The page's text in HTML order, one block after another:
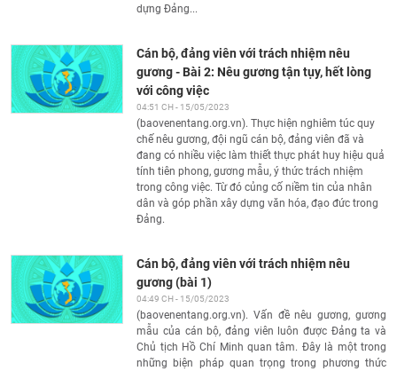
dựng Đảng...
Cán bộ, đảng viên với trách nhiệm nêu
gương - Bài 2: Nêu gương tận tụy, hết lòng
với công việc
04:51 CH - 15/05/2023
(baovenentang.org.vn). Thực hiện nghiêm túc quy
chế nêu gương, đội ngũ cán bộ, đảng viên đã và
đang có nhiều việc làm thiết thực phát huy hiệu quả
tính tiên phong, gương mẫu, ý thức trách nhiệm
trong công việc. Từ đó củng cố niềm tin của nhân
dân và góp phần xây dựng văn hóa, đạo đức trong
Đảng.
Cán bộ, đảng viên với trách nhiệm nêu
gương (bài 1)
04:49 CH - 15/05/2023
(baovenentang.org.vn). Vấn đề nêu gương, gương
mẫu của cán bộ, đảng viên luôn được Đảng ta và
Chủ tịch Hồ Chí Minh quan tâm. Đây là một trong
những biện pháp quan trọng trong phương thức